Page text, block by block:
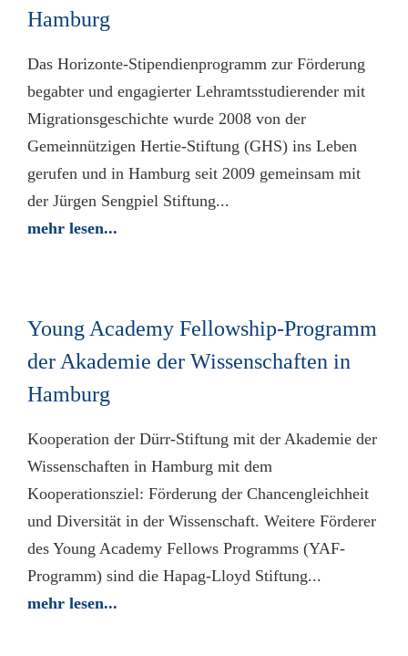
Hamburg
Das Horizonte-Stipendienprogramm zur Förderung
begabter und engagierter Lehramtsstudierender mit
Migrationsgeschichte wurde 2008 von der
Gemeinnützigen Hertie-Stiftung (GHS) ins Leben
gerufen und in Hamburg seit 2009 gemeinsam mit
der Jürgen Sengpiel Stiftung...
mehr lesen...
Young Academy Fellowship-Programm
der Akademie der Wissenschaften in
Hamburg
Kooperation der Dürr-Stiftung mit der Akademie der
Wissenschaften in Hamburg mit dem
Kooperationsziel: Förderung der Chancengleichheit
und Diversität in der Wissenschaft. Weitere Förderer
des Young Academy Fellows Programms (YAF-
Programm) sind die Hapag-Lloyd Stiftung...
mehr lesen...